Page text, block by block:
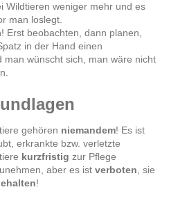
Wildtieren weniger mehr und es
man loslegt.
Erst beobachten, dann planen,
in der Hand einen
wünscht sich, man wäre nicht
gehören niemandem! Es ist
erkrankte bzw. verletzte
kurzfristig zur Pflege
aber es ist verboten, sie
!